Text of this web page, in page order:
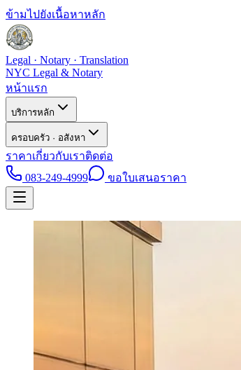
ข้ามไปยังเนื้อหาหลัก
Legal · Notary · Translation
NYC Legal & Notary
หน้าแรก
บริการหลัก
ครอบครัว · อสังหา
ราคาเกี่ยวกับเราติดต่อ
083-249-4999
ขอใบเสนอราคา